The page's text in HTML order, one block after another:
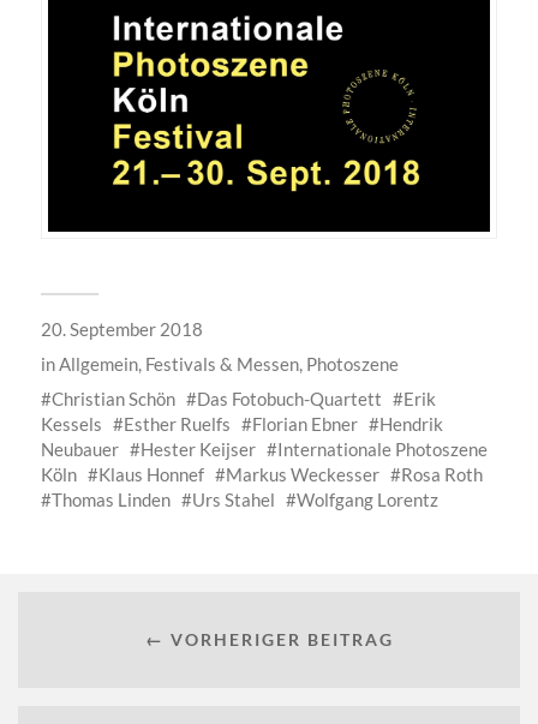
20. September 2018
inAllgemein, Festivals & Messen, Photoszene
Christian Schön
Das Fotobuch-Quartett
Erik
Kessels
Esther Ruelfs Florian Ebner
Hendrik
Neubauer
Hester Keijser
Internationale Photoszene
Köln
Klaus Honnef Markus Weckesser
Rosa Roth
Thomas Linden
Urs Stahel Wolfgang Lorentz
← VORHERIGER BEITRAG